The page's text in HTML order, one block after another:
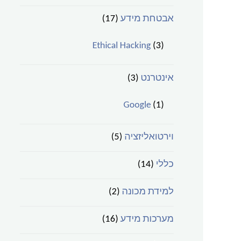
אבטחת מידע (17)
Ethical Hacking(3)
אינטרנט (3)
Google(1)
וירטואליזציה (5)
כללי (14)
למידת מכונה (2)
מערכות מידע (16)